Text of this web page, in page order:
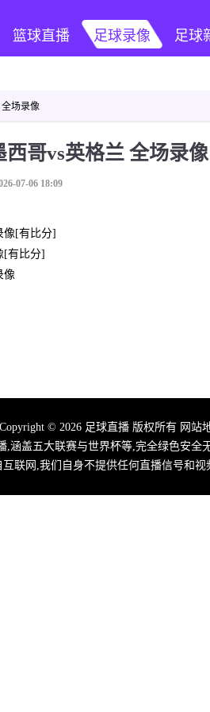
篮球直播 足球录像 足球
全场录像
西哥vs英格兰 全场录像
07-06 18:09
像[有比分]
[有比分]
像
Copyright © 2026 足球直播 版权所有 网站
涵盖五大联赛与世界杯等,完全绿色安
联网,我们自身不提供任何直播信号和